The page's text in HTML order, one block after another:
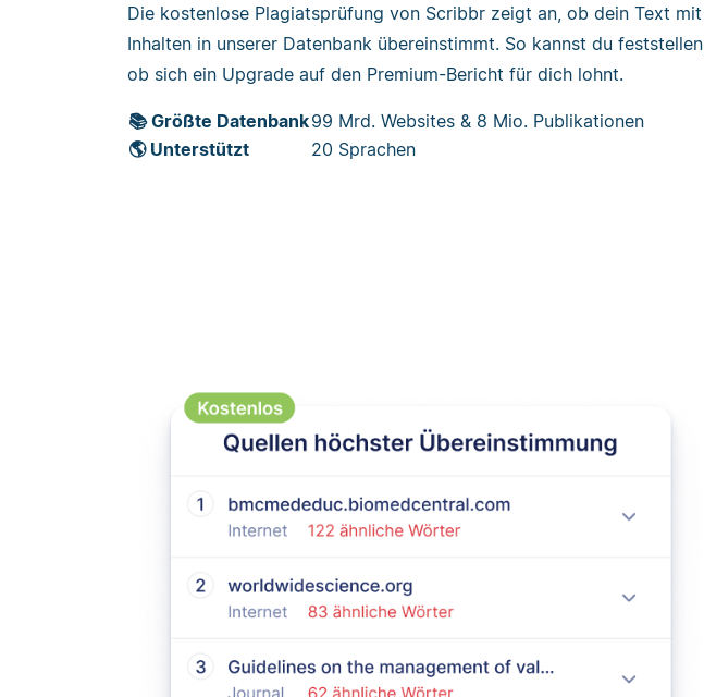
Die kostenlose Plagiatsprüfung von Scribbr zeigt an, ob dein Text mit
Inhalten in unserer Datenbank übereinstimmt. So kannst du feststellen,
ob sich ein Upgrade auf den Premium-Bericht für dich lohnt.
📚 Größte Datenbank99 Mrd. Websites & 8 Mio. Publikationen
🌎 Unterstützt
20 Sprachen